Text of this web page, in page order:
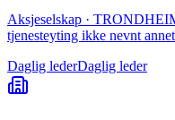
Aksjeselskap ·
tjenesteyting ikke nevnt
Daglig lederDaglig leder